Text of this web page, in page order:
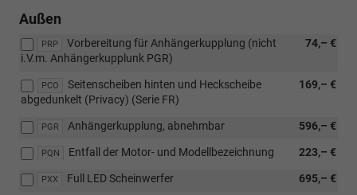
Außen
PRP 74,– €
Vorbereitung für Anhängerkupplung (nicht
i.V.m. Anhängerkupplunk PGR)
PCO 169,– €
Seitenscheiben hinten und Heckscheibe
abgedunkelt (Privacy) (Serie FR)
PGR 596,– €
Anhängerkupplung, abnehmbar
PQN 223,– €
Entfall der Motor- und Modellbezeichnung
PXX 695,– €
Full LED Scheinwerfer